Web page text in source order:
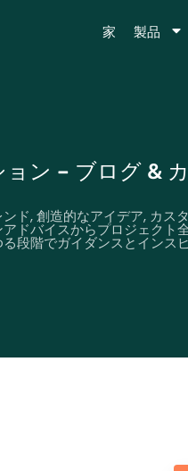
家 製品
ン – ブログ &
ド, 創造的なアイデア, カス
ドバイスからプロジェクト
段階でガイダンスとインス